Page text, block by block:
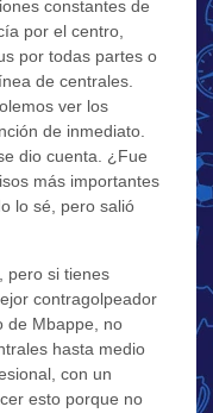
constantes de
por el centro,
por todas partes o
de centrales.
ver los
de inmediato.
dio cuenta. ¿Fue
más importantes
lo sé, pero salió
pero si tienes
contragolpeador
de Mbappe, no
hasta medio
con un
esto porque no